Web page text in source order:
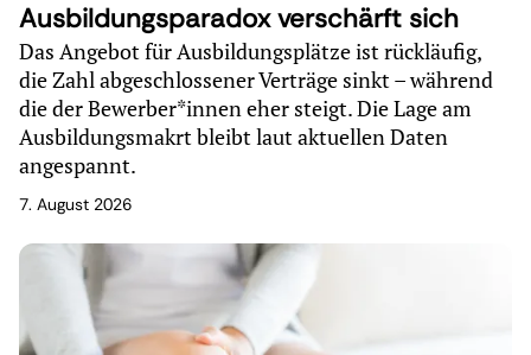
Ausbildungsparadox verschärft sich
Das Angebot für Ausbildungsplätze ist rückläufig,
die Zahl abgeschlossener Verträge sinkt – während
die der Bewerber*innen eher steigt. Die Lage am
Ausbildungsmakrt bleibt laut aktuellen Daten
angespannt.
7. August 2026